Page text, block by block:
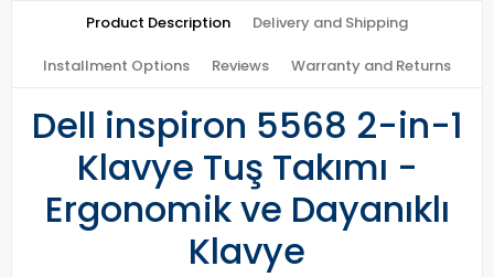
Product Description Delivery and Shipping
Installment Options Reviews Warranty and Returns
Dell inspiron 5568 2-in-1
Klavye Tuş Takımı -
Ergonomik ve Dayanıklı
Klavye